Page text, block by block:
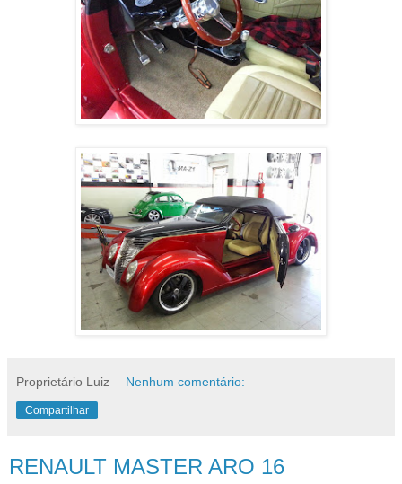
Proprietário Luiz Nenhum comentário:
Compartilhar
RENAULT MASTER ARO 16